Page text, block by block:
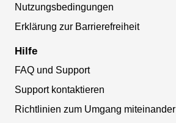
Nutzungsbedingungen
Erklärung zur Barrierefreiheit
Hilfe
FAQ und Support
Support kontaktieren
Richtlinien zum Umgang miteinander